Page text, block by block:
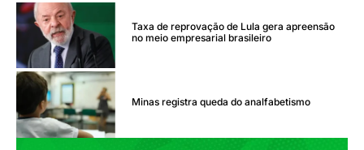
Taxa de reprovação de Lula gera apreensão
no meio empresarial brasileiro
Minas registra queda do analfabetismo